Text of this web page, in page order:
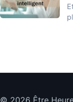
© 2026 Être